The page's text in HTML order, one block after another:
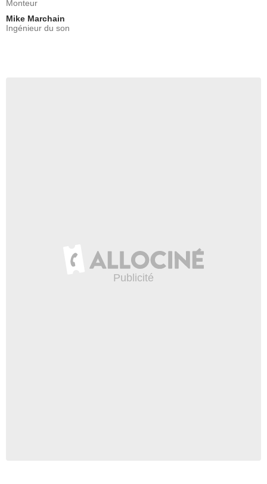
Monteur
Mike Marchain
Ingénieur du son